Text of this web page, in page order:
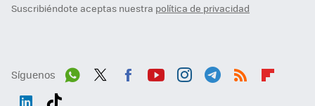
Suscribiéndote aceptas nuestra política de privacidad
Síguenos